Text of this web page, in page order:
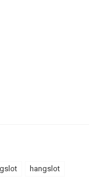
hangslot